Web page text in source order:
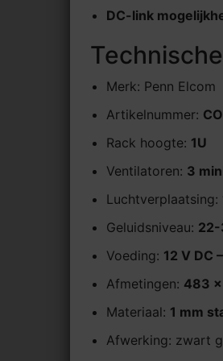
DC-link
Merk: Penn Elcom
Artikelnummer:
Rack hoogte: 1U
Ventilatoren: 3
Luchtverplaatsing:
Geluidsniveau: 22-
Voeding: 12 V DC
Afmetingen: 483
Materiaal: 1 mm
Afwerking: zwart